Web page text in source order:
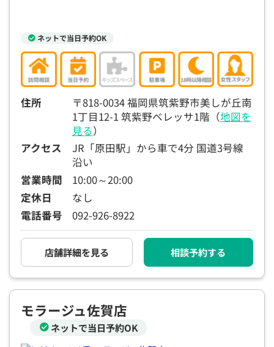
ネットで当日予約OK
住所
〒818-0034 福岡県筑紫野市美しが丘南
1丁目12-1 筑紫野ベレッサ1階（地図を
見る）
アクセス
JR「原田駅」から車で4分 国道3号線
沿い
営業時間
10:00～20:00
定休日
なし
電話番号
092-926-8922
店舗詳細を見る 相談予約する
モラージュ佐賀店
ネットで当日予約OK